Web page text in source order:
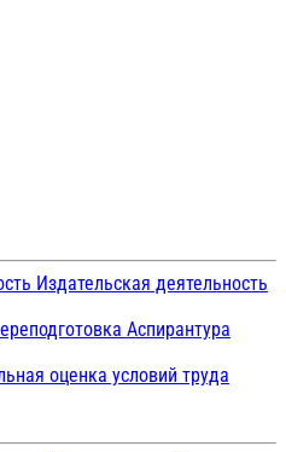
Издательская деятельность
Аспирантура
оценка условий труда